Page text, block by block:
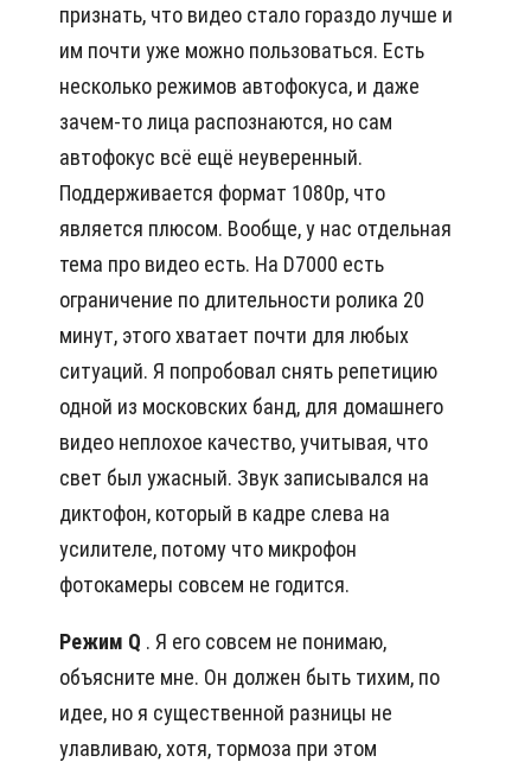
признать, что видео стало гораздо лучше и
им почти уже можно пользоваться. Есть
несколько режимов автофокуса, и даже
зачем-то лица распознаются, но сам
автофокус всё ещё неуверенный.
Поддерживается формат 1080p, что
является плюсом. Вообще, у нас отдельная
тема про видео есть. На D7000 есть
ограничение по длительности ролика 20
минут, этого хватает почти для любых
ситуаций. Я попробовал снять репетицию
одной из московских банд, для домашнего
видео неплохое качество, учитывая, что
свет был ужасный. Звук записывался на
диктофон, который в кадре слева на
усилителе, потому что микрофон
фотокамеры совсем не годится.
Режим Q . Я его совсем не понимаю,
объясните мне. Он должен быть тихим, по
идее, но я существенной разницы не
улавливаю, хотя, тормоза при этом